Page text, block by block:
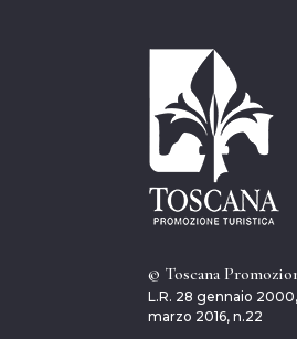
© Toscana
L.R. 28 gennaio 2000,
marzo 2016, n.22